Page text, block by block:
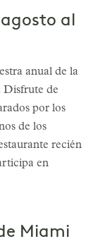
al
anual de la
Disfrute de
por los
de los
recién
en
Miami